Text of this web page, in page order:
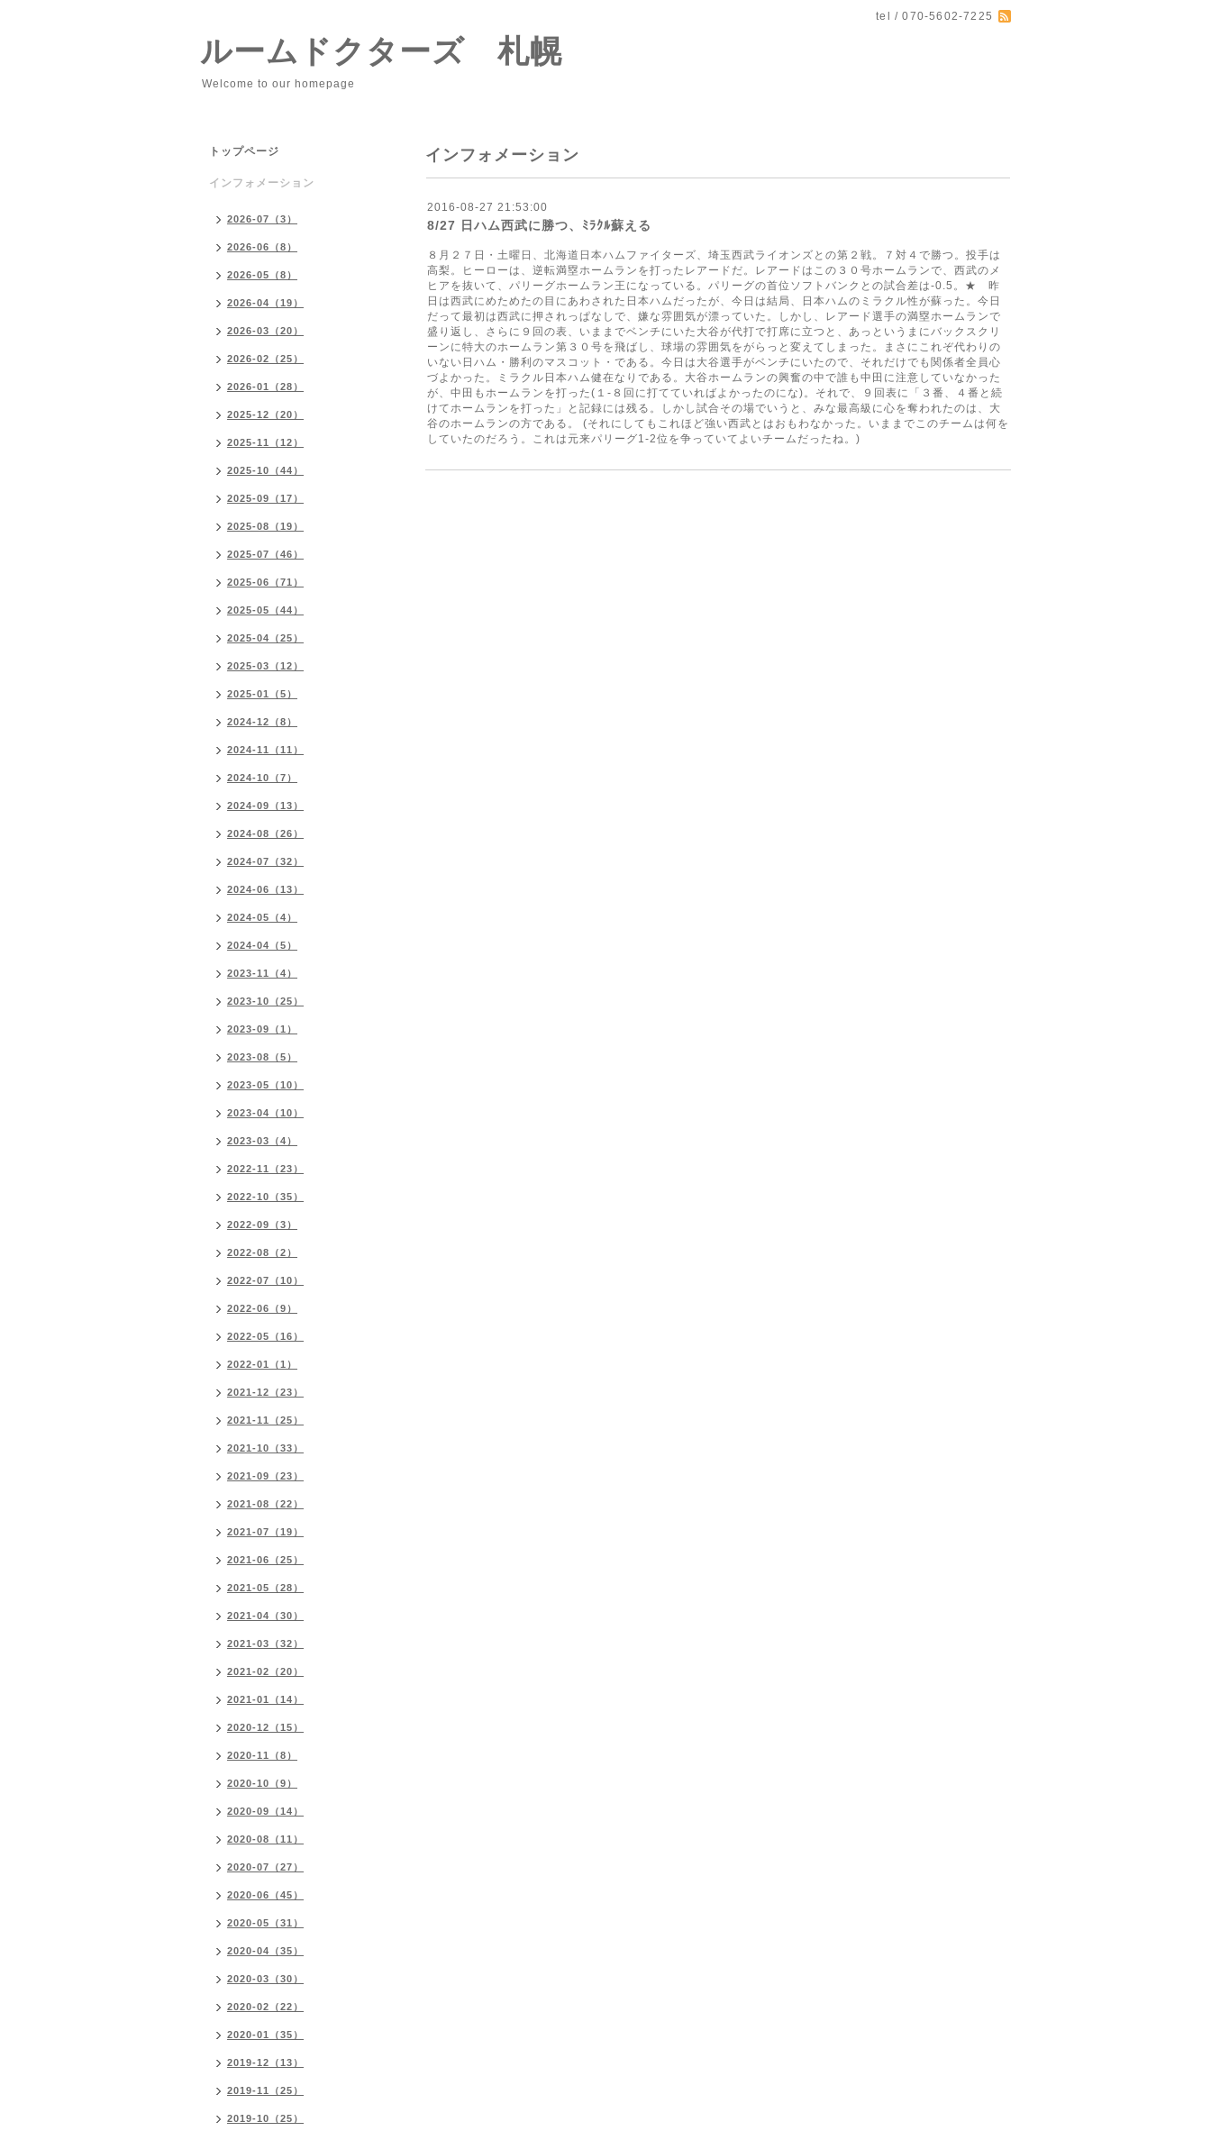
tel / 070-5602-7225
ルームドクターズ 札幌
Welcome to our homepage
インフォメーション
2016-08-27 21:53:00
8/27 日ハム西武に勝つ、ﾐﾗｸﾙ蘇える
８月２７日・土曜日、北海道日本ハムファイターズ、埼玉西武ライオンズとの第２戦。７対４で勝つ。投手は
高梨。ヒーローは、逆転満塁ホームランを打ったレアードだ。レアードはこの３０号ホームランで、西武のメ
ヒアを抜いて、パリーグホームラン王になっている。パリーグの首位ソフトバンクとの試合差は-0.5。★ 昨
日は西武にめためたの目にあわされた日本ハムだったが、今日は結局、日本ハムのミラクル性が蘇った。今日
だって最初は西武に押されっぱなしで、嫌な雰囲気が漂っていた。しかし、レアード選手の満塁ホームランで
盛り返し、さらに９回の表、いままでベンチにいた大谷が代打で打席に立つと、あっというまにバックスクリ
ーンに特大のホームラン第３０号を飛ばし、球場の雰囲気をがらっと変えてしまった。まさにこれぞ代わりの
いない日ハム・勝利のマスコット・である。今日は大谷選手がベンチにいたので、それだけでも関係者全員心
づよかった。ミラクル日本ハム健在なりである。大谷ホームランの興奮の中で誰も中田に注意していなかった
が、中田もホームランを打った(１-８回に打てていればよかったのにな)。それで、９回表に「３番、４番と続
けてホームランを打った」と記録には残る。しかし試合その場でいうと、みな最高級に心を奪われたのは、大
谷のホームランの方である。 (それにしてもこれほど強い西武とはおもわなかった。いままでこのチームは何を
していたのだろう。これは元来パリーグ1-2位を争っていてよいチームだったね。)
トップページ
インフォメーション
2026-07（3）
2026-06（8）
2026-05（8）
2026-04（19）
2026-03（20）
2026-02（25）
2026-01（28）
2025-12（20）
2025-11（12）
2025-10（44）
2025-09（17）
2025-08（19）
2025-07（46）
2025-06（71）
2025-05（44）
2025-04（25）
2025-03（12）
2025-01（5）
2024-12（8）
2024-11（11）
2024-10（7）
2024-09（13）
2024-08（26）
2024-07（32）
2024-06（13）
2024-05（4）
2024-04（5）
2023-11（4）
2023-10（25）
2023-09（1）
2023-08（5）
2023-05（10）
2023-04（10）
2023-03（4）
2022-11（23）
2022-10（35）
2022-09（3）
2022-08（2）
2022-07（10）
2022-06（9）
2022-05（16）
2022-01（1）
2021-12（23）
2021-11（25）
2021-10（33）
2021-09（23）
2021-08（22）
2021-07（19）
2021-06（25）
2021-05（28）
2021-04（30）
2021-03（32）
2021-02（20）
2021-01（14）
2020-12（15）
2020-11（8）
2020-10（9）
2020-09（14）
2020-08（11）
2020-07（27）
2020-06（45）
2020-05（31）
2020-04（35）
2020-03（30）
2020-02（22）
2020-01（35）
2019-12（13）
2019-11（25）
2019-10（25）